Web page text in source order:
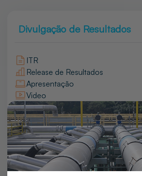
Divulgação de Resultados
ITR
Release de Resultados
Apresentação
Video
Transcrição
Saiba mais